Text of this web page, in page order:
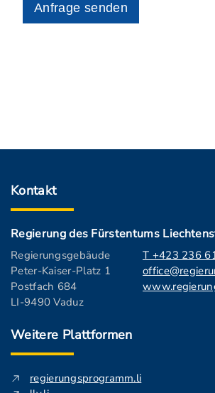
Anfrage senden
Kontakt
Regierung des Fürstentums
Regierungsgebäude
Peter-Kaiser-Platz 1
Postfach 684
LI-9490 Vaduz
T +423 236
Weitere Plattformen
regierungsprogramm.li